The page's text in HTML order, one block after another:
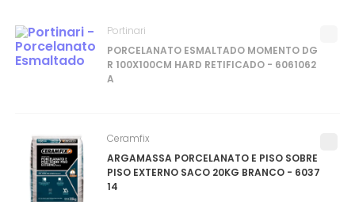
PORCELANATO ESMALTADO MOMENTO DG
R 100X100CM HARD RETIFICADO - 6061062
A
Portinari
ARGAMASSA PORCELANATO E PISO SOBRE
PISO EXTERNO SACO 20KG BRANCO - 6037
14
Ceramfix